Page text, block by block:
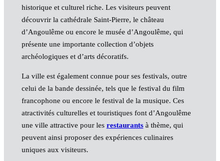
historique et culturel riche. Les visiteurs peuvent
découvrir la cathédrale Saint-Pierre, le château
d’Angoulême ou encore le musée d’Angoulême, qui
présente une importante collection d’objets
archéologiques et d’arts décoratifs.
La ville est également connue pour ses festivals, outre
celui de la bande dessinée, tels que le festival du film
francophone ou encore le festival de la musique. Ces
atractivités culturelles et touristiques font d’Angoulême
une ville attractive pour les restaurantsà thème, qui
peuvent ainsi proposer des expériences culinaires
uniques aux visiteurs.